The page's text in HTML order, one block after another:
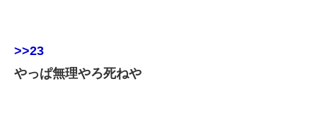
>>23
やっぱ無理やろ死ねや